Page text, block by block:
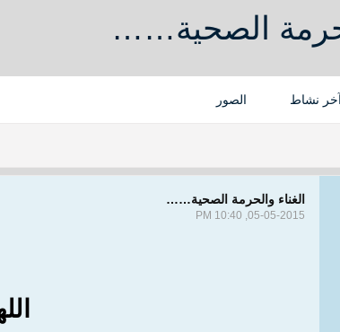
الصحية……
آخر نشاط الصور
الغناء والحرمة الصحية……
05-05-2015, 10:40 PM